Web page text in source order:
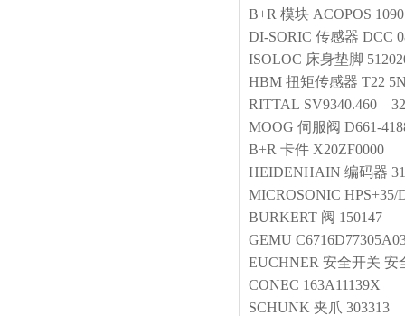
B+R 模块 ACOPOS
DI-SORIC 传感器 DCC
ISOLOC 床身垫脚
HBM 扭矩传感器 T22
RITTAL SV9340.460
MOOG 伺服阀 D661-
B+R 卡件 X20ZF0000
HEIDENHAIN 编码器
MICROSONIC HPS+35/
BURKERT 阀 150147
GEMU
EUCHNER 安全开关 安
CONEC 163A11139X
SCHUNK 夹爪 303313